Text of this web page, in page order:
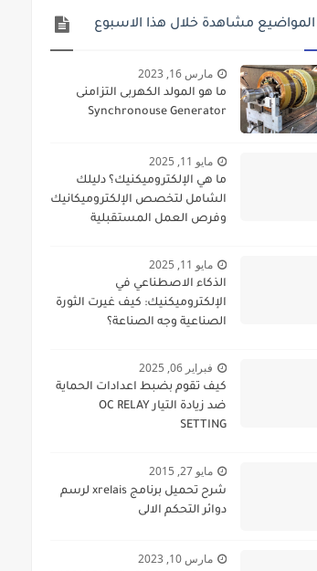
المواضيع مشاهدة خلال هذا الاسبوع
مارس 16, 2023
ما هو المولد الكهربى التزامنى
Synchronouse Generator
مايو 11, 2025
ما هي الإلكتروميكنيك؟ دليلك
الشامل لتخصص الإلكتروميكانيك
وفرص العمل المستقبلية
مايو 11, 2025
الذكاء الاصطناعي في
الإلكتروميكنيك: كيف غيرت الثورة
الصناعية وجه الصناعة؟
فبراير 06, 2025
كيف تقوم بضبط اعدادات الحماية
ضد زيادة التيار OC RELAY
SETTING
مايو 27, 2015
شرح تحميل برنامج xrelais لرسم
دوائر التحكم الالى
مارس 10, 2023